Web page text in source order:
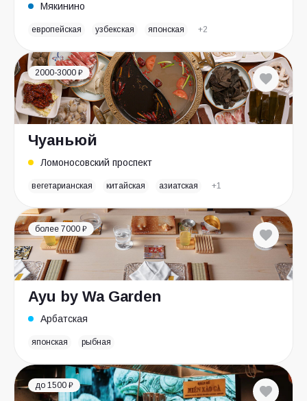
Мякинино
европейская узбекская японская +2
2000-3000 ₽
Чуаньюй
Ломоносовский проспект
вегетарианская китайская азиатская +1
более 7000 ₽
Ayu by Wa Garden
Арбатская
японская рыбная
до 1500 ₽